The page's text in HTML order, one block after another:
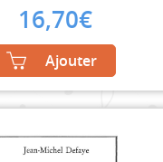
16,70€
Ajouter